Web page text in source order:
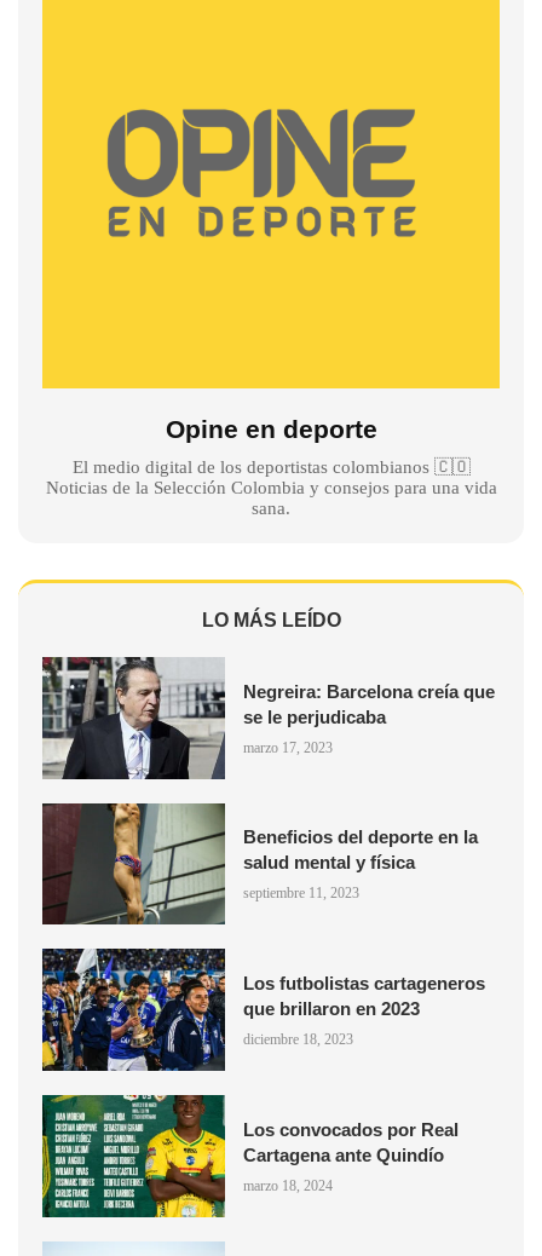
Opine en deporte
El medio digital de los deportistas colombianos 🇨🇴
Noticias de la Selección Colombia y consejos para una vida
sana.
LO MÁS LEÍDO
Negreira: Barcelona creía que
se le perjudicaba
marzo 17, 2023
Beneficios del deporte en la
salud mental y física
septiembre 11, 2023
Los futbolistas cartageneros
que brillaron en 2023
diciembre 18, 2023
Los convocados por Real
Cartagena ante Quindío
marzo 18, 2024